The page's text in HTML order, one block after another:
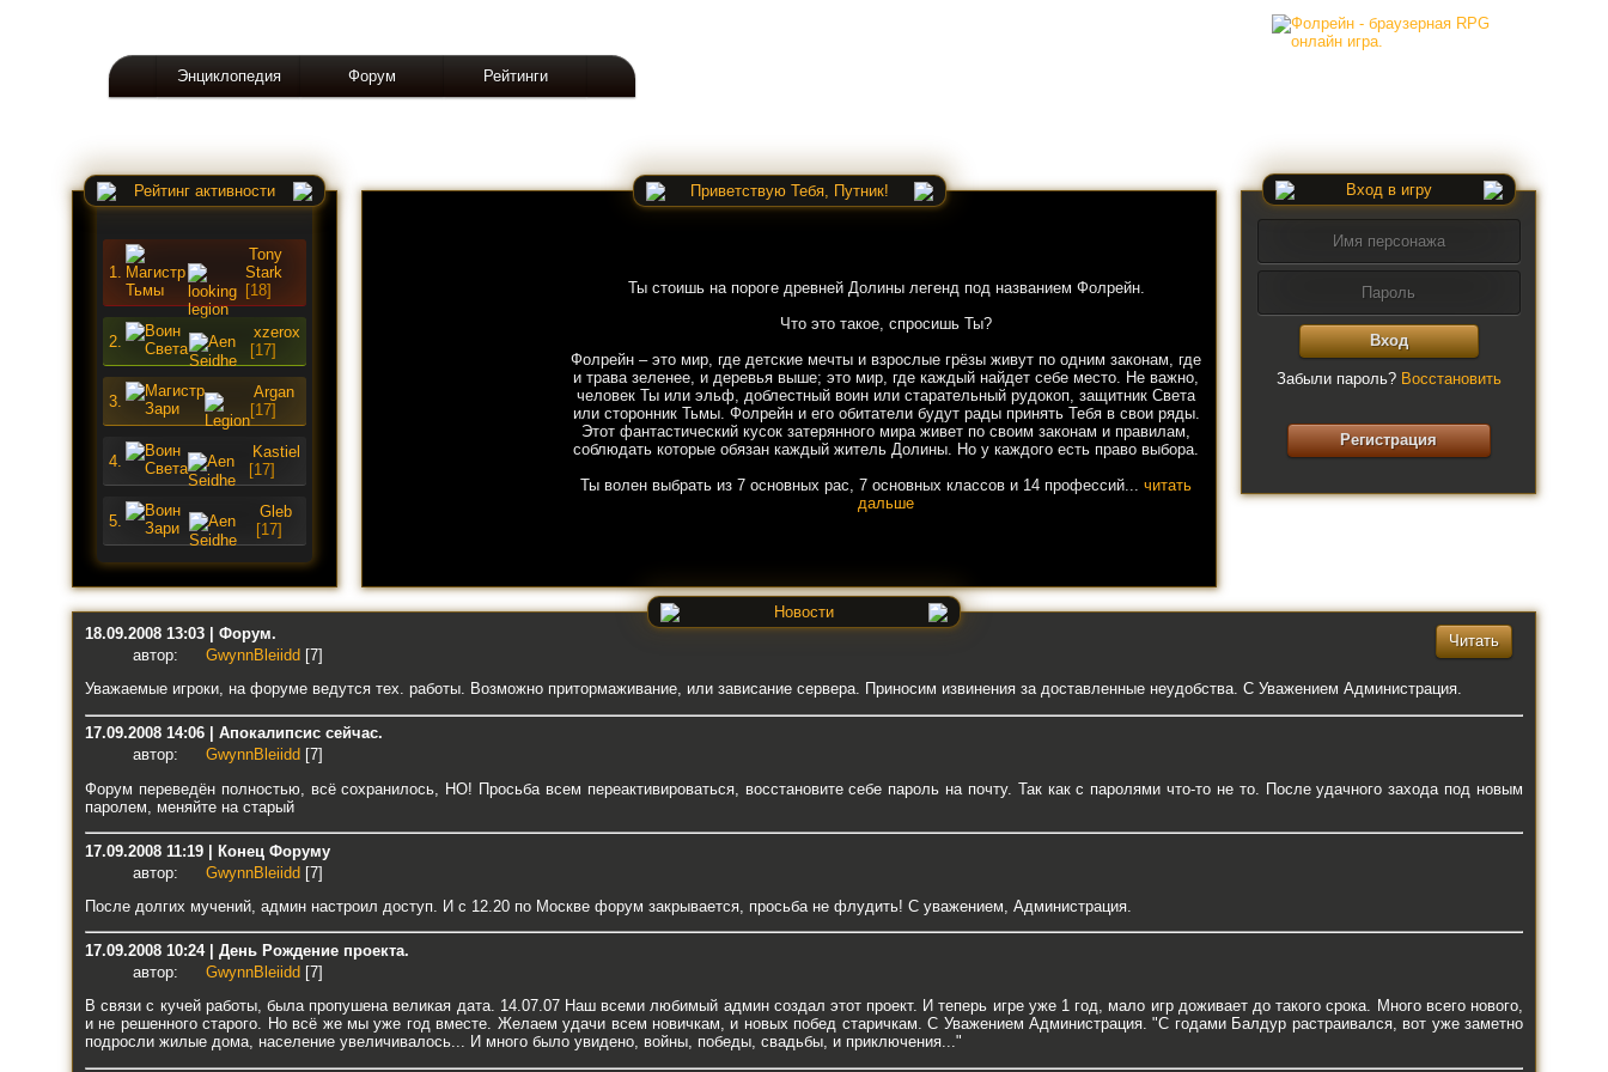
Энциклопедия Форум Рейтинги
Рейтинг активности
1.
Tony
Stark
[18]
2.
xzerox
[17]
3.
Argan
[17]
4.
Kastiel
[17]
5.
Gleb
[17]
Приветствую Тебя, Путник!
Ты стоишь на пороге древней Долины легенд под названием Фолрейн.
Что это такое, спросишь Ты?
Фолрейн – это мир, где детские мечты и взрослые грёзы живут по одним законам, где
и трава зеленее, и деревья выше; это мир, где каждый найдет себе место. Не важно,
человек Ты или эльф, доблестный воин или старательный рудокоп, защитник Света
или сторонник Тьмы. Фолрейн и его обитатели будут рады принять Тебя в свои ряды.
Этот фантастический кусок затерянного мира живет по своим законам и правилам,
соблюдать которые обязан каждый житель Долины. Но у каждого есть право выбора.
Ты волен выбрать из 7 основных рас, 7 основных классов и 14 профессий... читать
дальше
Вход в игру
Вход
Забыли пароль? Восстановить
Регистрация
Новости
18.09.2008 13:03 | Форум.
автор:
GwynnBleiidd [7]
Уважаемые игроки, на форуме ведутся тех. работы. Возможно притормаживание, или зависание сервера. Приносим извинения за доставленные неудобства. С Уважением Администрация.
17.09.2008 14:06 | Апокалипсис сейчас.
автор:
GwynnBleiidd [7]
Форум переведён полностью, всё сохранилось, НО! Просьба всем переактивироваться, восстановите себе пароль на почту. Так как с паролями что-то не то. После удачного захода под новым
паролем, меняйте на старый
17.09.2008 11:19 | Конец Форуму
автор:
GwynnBleiidd [7]
После долгих мучений, админ настроил доступ. И с 12.20 по Москве форум закрывается, просьба не флудить! С уважением, Администрация.
17.09.2008 10:24 | День Рождение проекта.
автор:
GwynnBleiidd [7]
В связи с кучей работы, была пропушена великая дата. 14.07.07 Наш всеми любимый админ создал этот проект. И теперь игре уже 1 год, мало игр доживает до такого срока. Много всего нового,
и не решенного старого. Но всё же мы уже год вместе. Желаем удачи всем новичкам, и новых побед старичкам. С Уважением Администрация. "С годами Балдур растраивался, вот уже заметно
подросли жилые дома, население увеличивалось... И много было увидено, войны, победы, свадьбы, и приключения..."
Читать